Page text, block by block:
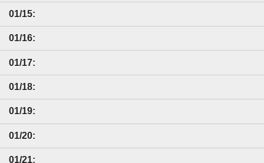
01/15:
01/16:
01/17:
01/18:
01/19:
01/20:
01/21: